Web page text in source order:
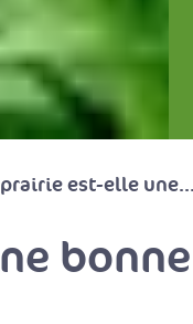
prairie est-elle une...